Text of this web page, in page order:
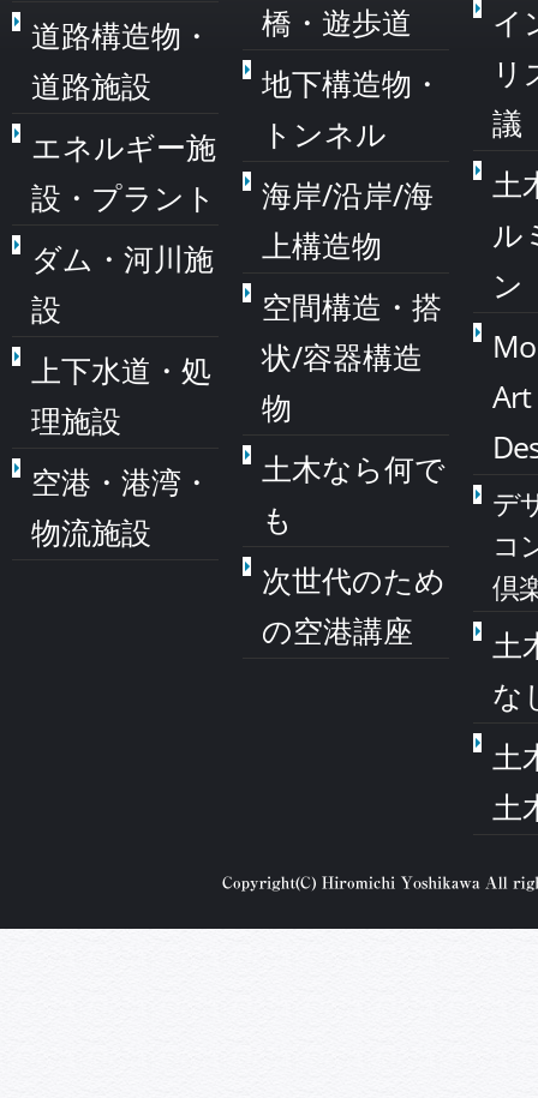
道路構造物・
道路施設
エネルギー施
設・プラント
ダム・河川施
設
上下水道・処
理施設
空港・港湾・
物流施設
橋・遊歩道
地下構造物・
トンネル
海岸/沿岸/海
上構造物
空間構造・搭
状/容器構造
物
土木なら何で
も
次世代のため
の空港講座
イ
リ
議
土
ル
ン
デ
コ
倶
土
な
土
土